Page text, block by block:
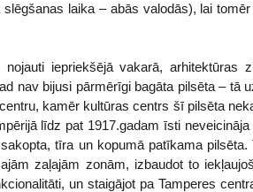
laika – abās valodās), lai
iepriekšējā vakarā, arhitektūras
nav bijusi pārmērīgi bagāta pilsēta – tā
kamēr kultūras centrs šī pilsēta
līdz pat 1917.gadam īsti
tīra un kopumā patīkama pilsēta.
zaļajām zonām, izbaudot to
un staigājot pa Tamperes